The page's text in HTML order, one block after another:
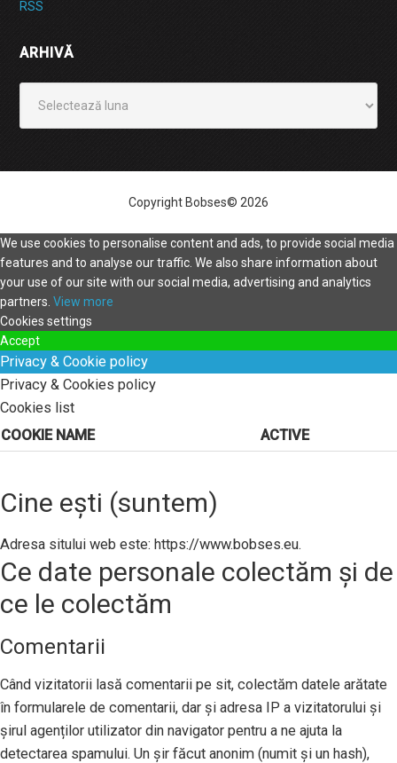
RSS
ARHIVĂ
Copyright Bobses© 2026
We use cookies to personalise content and ads, to provide social media
features and to analyse our traffic. We also share information about
your use of our site with our social media, advertising and analytics
partners. View more
Cookies settings
Accept
Privacy & Cookie policy
Privacy & Cookies policy
Cookies list
COOKIE NAME
ACTIVE
Cine ești (suntem)
Adresa sitului web este: https://www.bobses.eu.
Ce date personale colectăm și de
ce le colectăm
Comentarii
Când vizitatorii lasă comentarii pe sit, colectăm datele arătate
în formularele de comentarii, dar și adresa IP a vizitatorului și
șirul agenților utilizator din navigator pentru a ne ajuta la
detectarea spamului. Un șir făcut anonim (numit și un hash),